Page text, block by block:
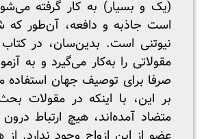
(یک و بسیار) به کار گرفته
است جاذبه و دافعه، آن‌طور که
نیوتنی است. بدین‌سان، در
مقولاتی را به‌کار می‌گیرد و به
صرفا برای توصیف جهان استفاده
بر این، با اینکه در مقولات
متضاد آمده‌اند، هیچ ارتباط